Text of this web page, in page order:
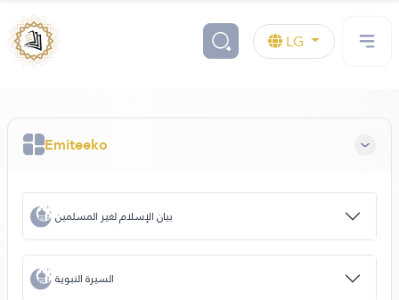
LG
Emiteeko
بيان الإسلام لغير المسلمين
السيرة النبوية